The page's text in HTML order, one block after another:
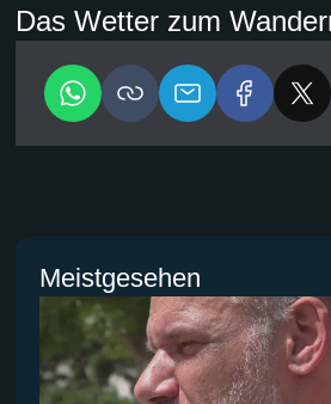
Das Wetter zum
Meistgesehen